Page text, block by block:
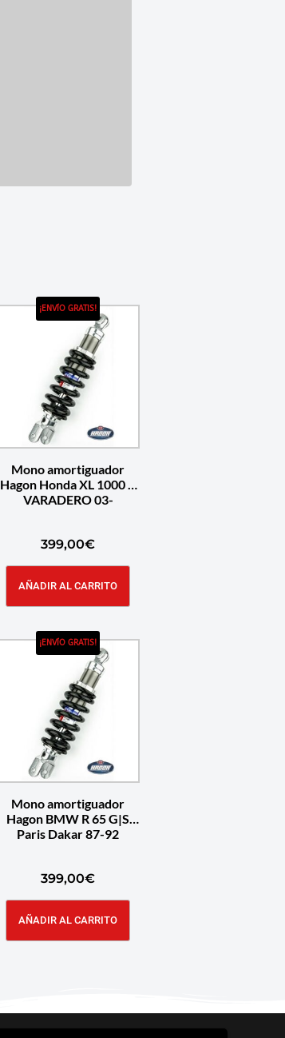
¡ENVÍO GRATIS!
Mono amortiguador
Hagon Honda XL 1000 V
VARADERO 03-
399,00€
AÑADIR AL CARRITO
¡ENVÍO GRATIS!
Mono amortiguador
Hagon BMW R 65 G|S
Paris Dakar 87-92
399,00€
AÑADIR AL CARRITO